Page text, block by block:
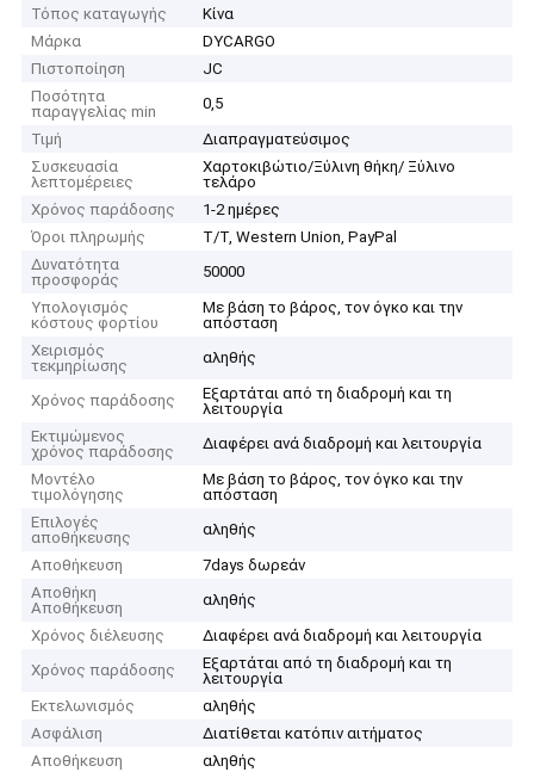
Τόπος καταγωγής
Κίνα
Μάρκα
DYCARGO
Πιστοποίηση
JC
Ποσότητα
παραγγελίας min
0,5
Τιμή
Διαπραγματεύσιμος
Συσκευασία
λεπτομέρειες
Χαρτοκιβώτιο/Ξύλινη θήκη/ Ξύλινο
τελάρο
Χρόνος παράδοσης
1-2 ημέρες
Όροι πληρωμής
T/T, Western Union, PayPal
Δυνατότητα
προσφοράς
50000
Υπολογισμός
κόστους φορτίου
Με βάση το βάρος, τον όγκο και την
απόσταση
Χειρισμός
τεκμηρίωσης
αληθής
Χρόνος παράδοσης
Εξαρτάται από τη διαδρομή και τη
λειτουργία
Εκτιμώμενος
χρόνος παράδοσης
Διαφέρει ανά διαδρομή και λειτουργία
Μοντέλο
τιμολόγησης
Με βάση το βάρος, τον όγκο και την
απόσταση
Επιλογές
αποθήκευσης
αληθής
Αποθήκευση
7days δωρεάν
Αποθήκη
Αποθήκευση
αληθής
Χρόνος διέλευσης
Διαφέρει ανά διαδρομή και λειτουργία
Χρόνος παράδοσης
Εξαρτάται από τη διαδρομή και τη
λειτουργία
Εκτελωνισμός
αληθής
Ασφάλιση
Διατίθεται κατόπιν αιτήματος
Αποθήκευση
αληθής